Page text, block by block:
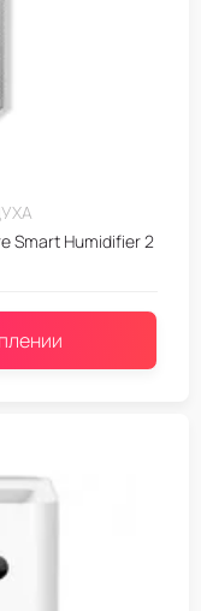
Smart Humidifier 2